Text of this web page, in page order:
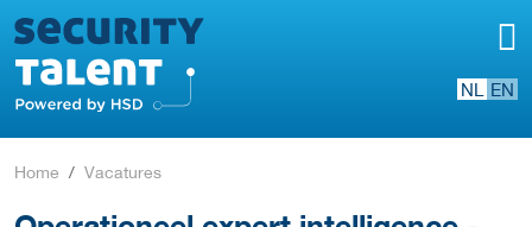
NL EN
Home Vacatures